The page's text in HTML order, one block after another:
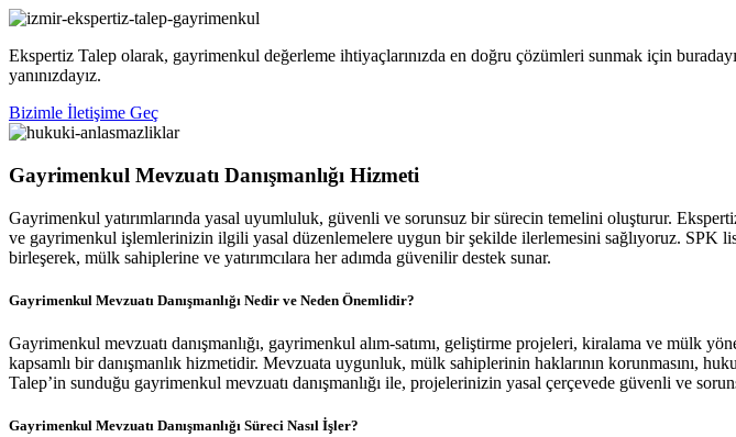
Ekspertiz Talep olarak, gayrimenkul değerleme ihtiyaçlarınızda en doğru çözümleri sunmak için
yanınızdayız.
Bizimle İletişime Geç
Gayrimenkul Mevzuatı Danışmanlığı Hizmeti
Gayrimenkul yatırımlarında yasal uyumluluk, güvenli ve sorunsuz bir sürecin temelini oluşturur.
ve gayrimenkul işlemlerinizin ilgili yasal düzenlemelere uygun bir şekilde ilerlemesini sağlıyoruz. SPK
birleşerek, mülk sahiplerine ve yatırımcılara her adımda güvenilir destek sunar.
Gayrimenkul Mevzuatı Danışmanlığı Nedir ve Neden Önemlidir?
Gayrimenkul mevzuatı danışmanlığı, gayrimenkul alım-satımı, geliştirme projeleri, kiralama ve mülk
kapsamlı bir danışmanlık hizmetidir. Mevzuata uygunluk, mülk sahiplerinin haklarının korunmasını,
Talep’in sunduğu gayrimenkul mevzuatı danışmanlığı ile, projelerinizin yasal çerçevede güvenli ve
Gayrimenkul Mevzuatı Danışmanlığı Süreci Nasıl İşler?